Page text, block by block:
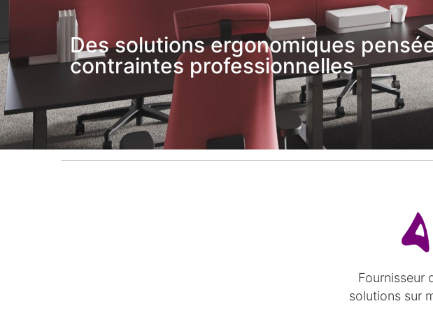
Des solutions ergonomiques
contraintes professionnelles
Fournisseur
solutions sur